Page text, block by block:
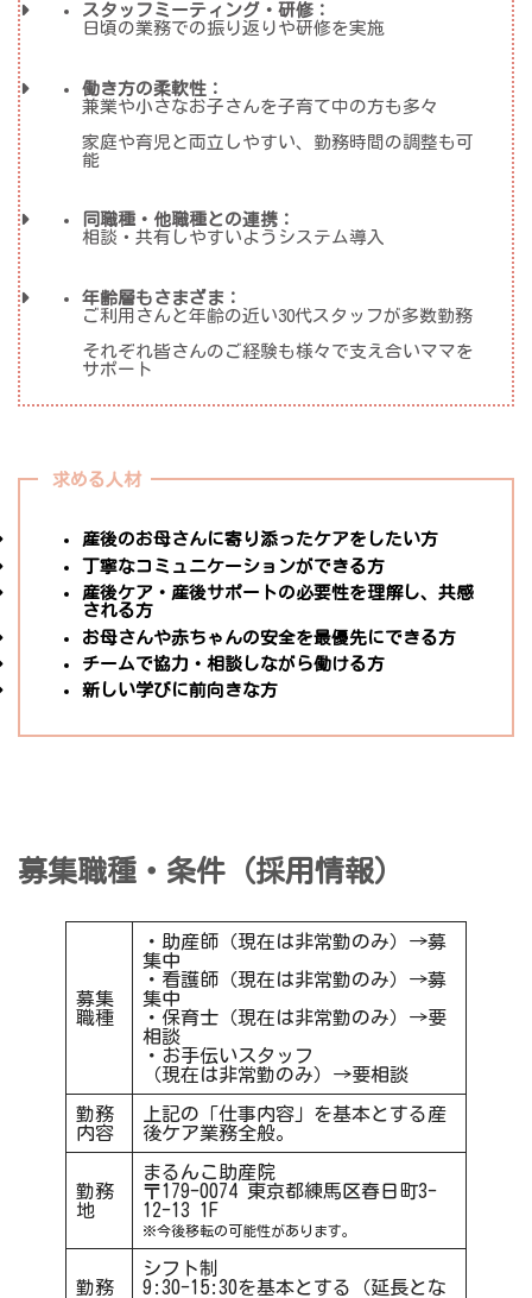
スタッフミーティング・研修：
日頃の業務での振り返りや研修を実施
働き方の柔軟性：
兼業や小さなお子さんを子育て中の方も多々
家庭や育児と両立しやすい、勤務時間の調整も可
能
同職種・他職種との連携：
相談・共有しやすいようシステム導入
年齢層もさまざま：
ご利用さんと年齢の近い30代スタッフが多数勤務
それぞれ皆さんのご経験も様々で支え合いママを
サポート
求める人材
産後のお母さんに寄り添ったケアをしたい方
丁寧なコミュニケーションができる方
産後ケア・産後サポートの必要性を理解し、共感
される方
お母さんや赤ちゃんの安全を最優先にできる方
チームで協力・相談しながら働ける方
新しい学びに前向きな方
募集職種・条件（採用情報）
募集
職種
・助産師（現在は非常勤のみ）→募
集中
・看護師（現在は非常勤のみ）→募
集中
・保育士（現在は非常勤のみ）→要
相談
・お手伝いスタッフ
（現在は非常勤のみ）→要相談
勤務
内容
上記の「仕事内容」を基本とする産
後ケア業務全般。
勤務
地
まるんこ助産院
〒179-0074 東京都練馬区春日町3-
12-13 1F
※今後移転の可能性があります。
勤務
シフト制
9:30-15:30を基本とする（延長とな